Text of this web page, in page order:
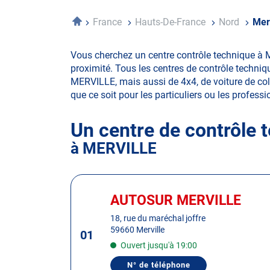
AccueilFrance Hauts-De-France Nord
Vous cherchez un centre contrôle technique à
proximité. Tous les centres de contrôle
MERVILLE, mais aussi de 4x4, de voiture de
que ce soit pour les particuliers ou les
Un centre de contrôle
à MERVILLE
Appuyer
ENTRÉE
01
Centre
AUTOSUR MERVILLE
18, rue du maréchal joffre
59660 Merville
Ouvert jusqu'à 19:00
N° de téléphone